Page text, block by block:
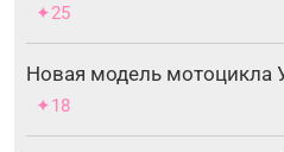
✦25
Новая модель мотоцикла
✦18